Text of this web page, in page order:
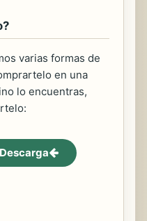
varias formas de
en una
lo encuentras,